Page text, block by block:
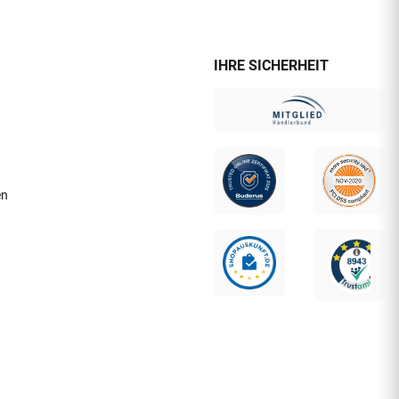
IHRE SICHERHEIT